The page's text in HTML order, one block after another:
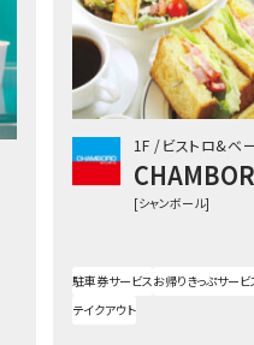
1F ビストロ&ベ
[シャンボール]
駐車券サービス お帰りきっぷサービ
テイクアウト